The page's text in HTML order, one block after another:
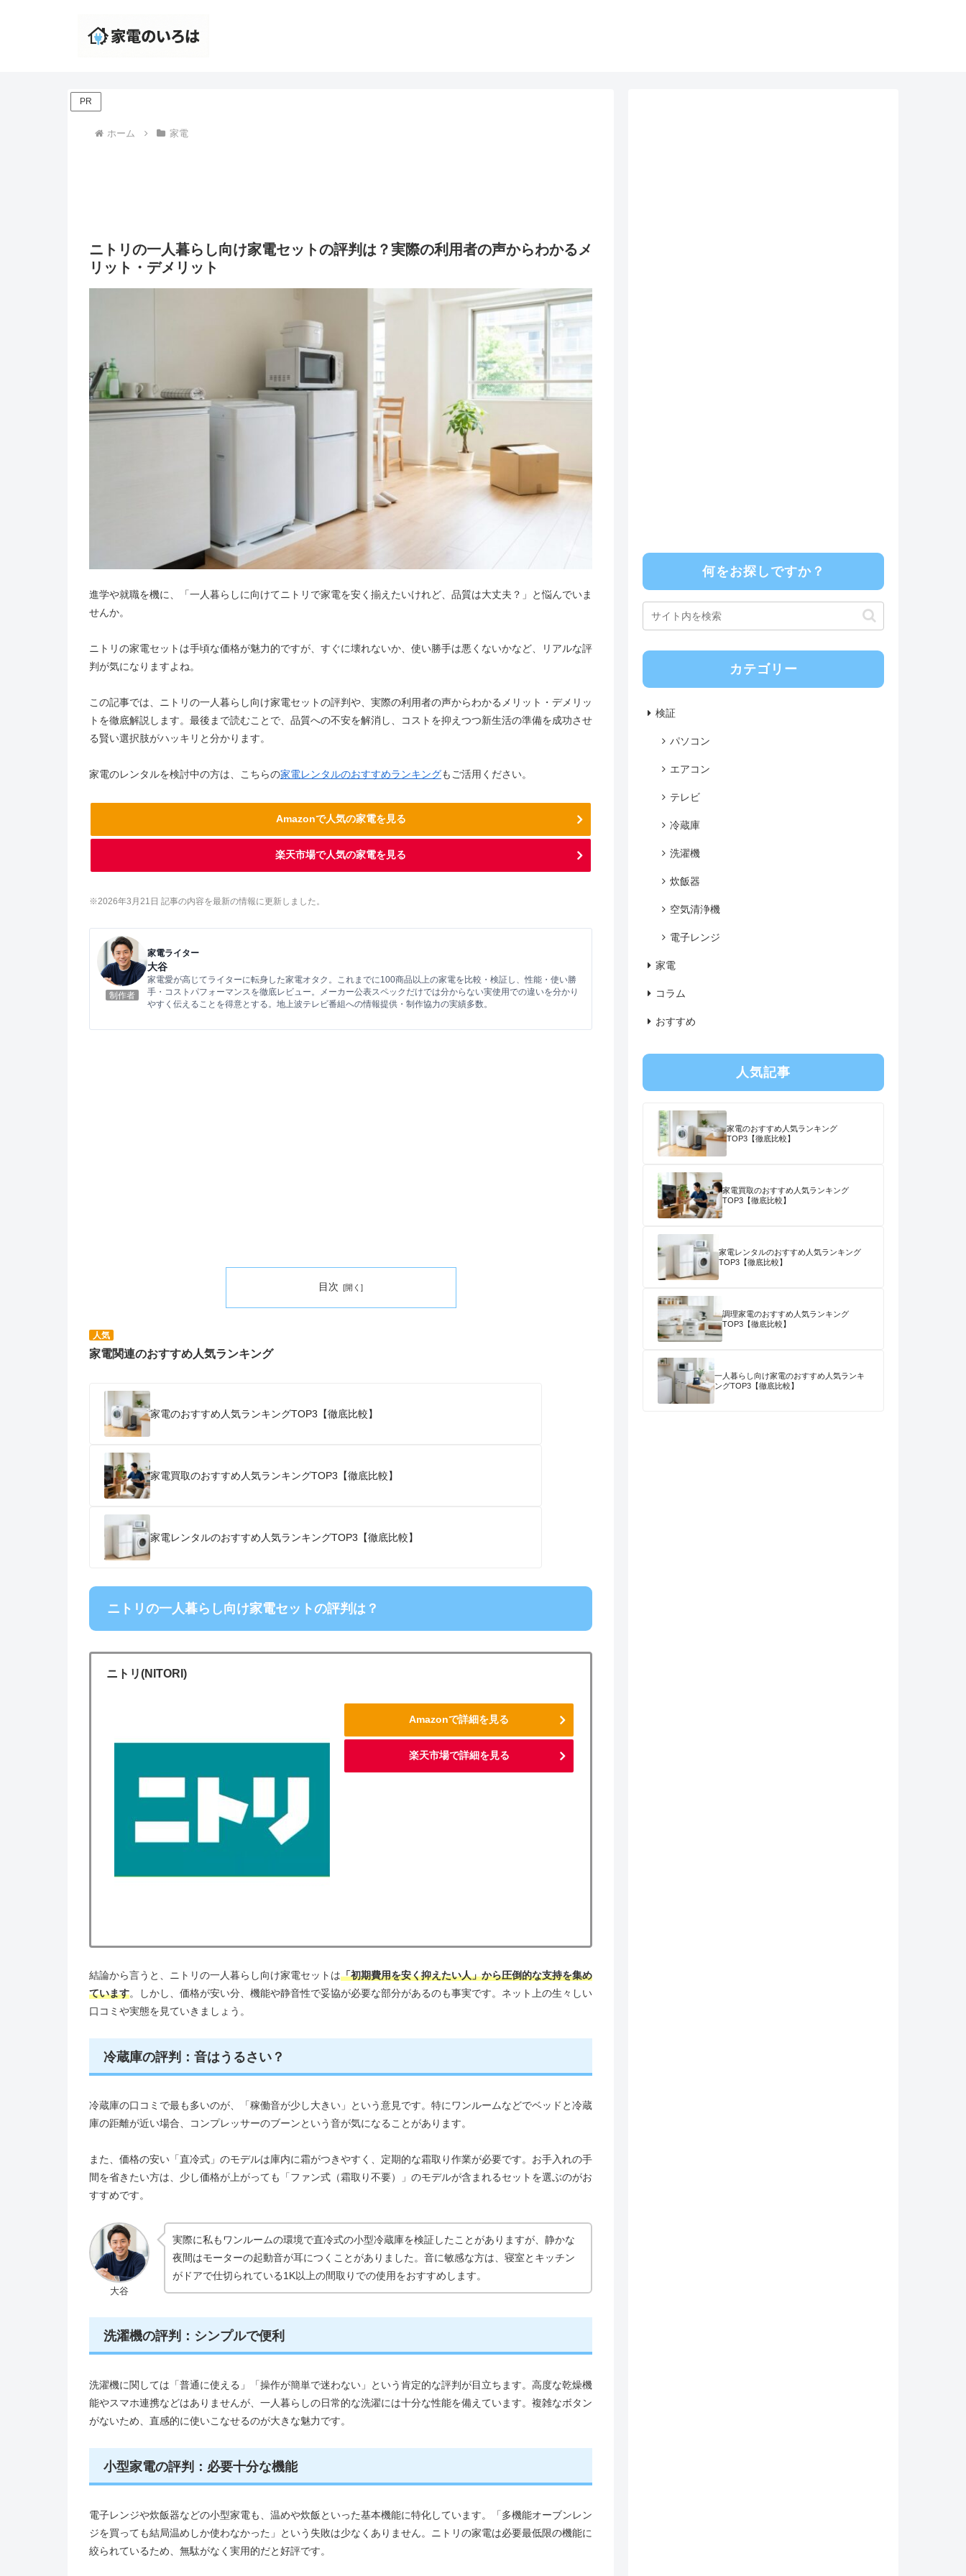
PR
ホーム 家電
ニトリの一人暮らし向け家電セットの評判は？実際の利用者の声からわかるメ
リット・デメリット
進学や就職を機に、「一人暮らしに向けてニトリで家電を安く揃えたいけれど、品質は大丈夫？」と悩んでいま
せんか。
ニトリの家電セットは手頃な価格が魅力的ですが、すぐに壊れないか、使い勝手は悪くないかなど、リアルな評
判が気になりますよね。
この記事では、ニトリの一人暮らし向け家電セットの評判や、実際の利用者の声からわかるメリット・デメリッ
トを徹底解説します。最後まで読むことで、品質への不安を解消し、コストを抑えつつ新生活の準備を成功させ
る賢い選択肢がハッキリと分かります。
家電のレンタルを検討中の方は、こちらの家電レンタルのおすすめランキングもご活用ください。
Amazonで人気の家電を見る
楽天市場で人気の家電を見る
※2026年3 月21 日 記事の内容を最新の情報に更新しました。
制作者
家電ライター
大谷
家電愛が高じてライターに転身した家電オタク。これまでに100商品以上の家電を比較・検証し、性能・使い勝
手・コストパフォーマンスを徹底レビュー。メーカー公表スペックだけでは分からない実使用での違いを分かり
やすく伝えることを得意とする。地上波テレビ番組への情報提供・制作協力の実績多数。
目次
人気
家電関連のおすすめ人気ランキング
家電のおすすめ人気ランキングTOP3【徹底比較】
家電買取のおすすめ人気ランキングTOP3【徹底比較】
家電レンタルのおすすめ人気ランキングTOP3【徹底比較】
ニトリの一人暮らし向け家電セットの評判は？
ニトリ(NITORI)
Amazonで詳細を見る
楽天市場で詳細を見る
結論から言うと、ニトリの一人暮らし向け家電セットは「初期費用を安く抑えたい人」から圧倒的な支持を集め
ています。しかし、価格が安い分、機能や静音性で妥協が必要な部分があるのも事実です。ネット上の生々しい
口コミや実態を見ていきましょう。
冷蔵庫の評判：音はうるさい？
冷蔵庫の口コミで最も多いのが、「稼働音が少し大きい」という意見です。特にワンルームなどでベッドと冷蔵
庫の距離が近い場合、コンプレッサーのブーンという音が気になることがあります。
また、価格の安い「直冷式」のモデルは庫内に霜がつきやすく、定期的な霜取り作業が必要です。お手入れの手
間を省きたい方は、少し価格が上がっても「ファン式（霜取り不要）」のモデルが含まれるセットを選ぶのがお
すすめです。
大谷
実際に私もワンルームの環境で直冷式の小型冷蔵庫を検証したことがありますが、静かな
夜間はモーターの起動音が耳につくことがありました。音に敏感な方は、寝室とキッチン
がドアで仕切られている1K以上の間取りでの使用をおすすめします。
洗濯機の評判：シンプルで便利
洗濯機に関しては「普通に使える」「操作が簡単で迷わない」という肯定的な評判が目立ちます。高度な乾燥機
能やスマホ連携などはありませんが、一人暮らしの日常的な洗濯には十分な性能を備えています。複雑なボタン
がないため、直感的に使いこなせるのが大きな魅力です。
小型家電の評判：必要十分な機能
電子レンジや炊飯器などの小型家電も、温めや炊飯といった基本機能に特化しています。「多機能オーブンレン
ジを買っても結局温めしか使わなかった」という失敗は少なくありません。ニトリの家電は必要最低限の機能に
絞られているため、無駄がなく実用的だと好評です。
何をお探しですか？
カテゴリー
検証
パソコン
エアコン
テレビ
冷蔵庫
洗濯機
炊飯器
空気清浄機
電子レンジ
家電
コラム
おすすめ
人気記事
家電のおすすめ人気ランキング
TOP3【徹底比較】
家電買取のおすすめ人気ランキング
TOP3【徹底比較】
家電レンタルのおすすめ人気ランキング
TOP3【徹底比較】
調理家電のおすすめ人気ランキング
TOP3【徹底比較】
一人暮らし向け家電のおすすめ人気ランキ
ングTOP3【徹底比較】